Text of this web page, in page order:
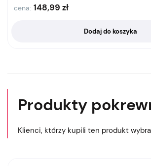
cena: 148,99 zł
Dodaj do koszyka
Produkty
Klienci, którzy kupili ten produkt